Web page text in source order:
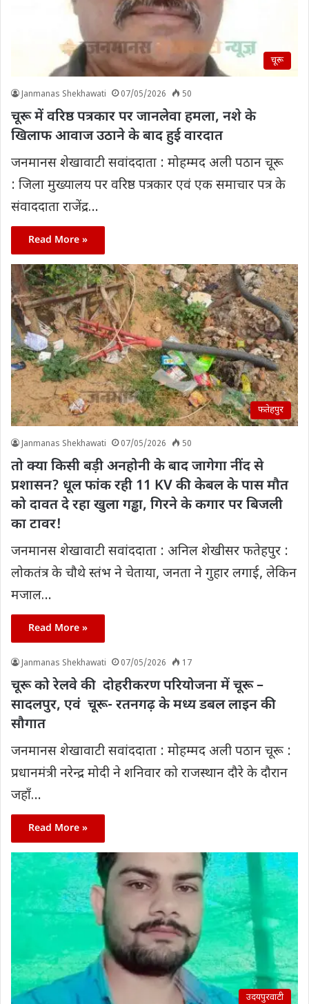
चूरू
Janmanas Shekhawati 07/05/2026 50
चूरू में वरिष्ठ पत्रकार पर जानलेवा हमला, नशे के
खिलाफ आवाज उठाने के बाद हुई वारदात
जनमानस शेखावाटी सवांददाता : मोहम्मद अली पठान चूरू
: जिला मुख्यालय पर वरिष्ठ पत्रकार एवं एक समाचार पत्र के
संवाददाता राजेंद्र…
Read More »
फतेहपुर
Janmanas Shekhawati 07/05/2026 50
तो क्या किसी बड़ी अनहोनी के बाद जागेगा नींद से
प्रशासन? धूल फांक रही 11 KV की केबल के पास मौत
को दावत दे रहा खुला गड्ढा, गिरने के कगार पर बिजली
का टावर!
जनमानस शेखावाटी सवांददाता : अनिल शेखीसर फतेहपुर :
लोकतंत्र के चौथे स्तंभ ने चेताया, जनता ने गुहार लगाई, लेकिन
मजाल…
Read More »
Janmanas Shekhawati 07/05/2026 17
चूरू को रेलवे की ‌ दोहरीकरण परियोजना में चूरू –
सादलपुर, एवं ‌ चूरू- रतनगढ़‌ के मध्य डबल लाइन की
सौगात
जनमानस शेखावाटी सवांददाता : मोहम्मद अली पठान चूरू :
प्रधानमंत्री नरेन्द्र मोदी ने शनिवार को राजस्थान दौरे के दौरान
जहाँ…
Read More »
उदयपुरवाटी